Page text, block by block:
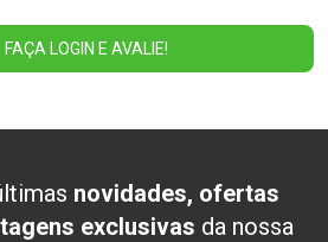
FAÇA LOGIN E AVALIE!
novidades, ofertas
exclusivas da nossa